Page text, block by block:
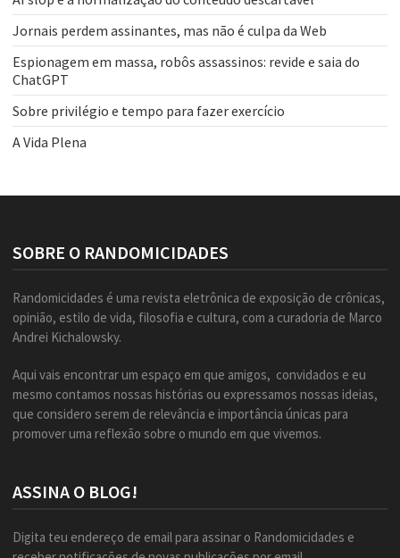
Jornais perdem assinantes, mas não é culpa da Web
Espionagem em massa, robôs assassinos: revide e saia do
ChatGPT
Sobre privilégio e tempo para fazer exercício
A Vida Plena
SOBRE O RANDOMICIDADES
Randomicidades é uma revista eletrônica de exposição de crônicas,
opinião, estilo de vida, filosofia e cultura, com a curadoria de Marco
Andrei Kichalowsky.
Aqui vais encontrar um espaço em que amigos, convidados e eu
mesmo contamos nossas histórias ou expressamos nossas ideias,
que considero serem de relevância e importância únicas para
promover uma reflexão sobre o mundo em que vivemos.
ASSINA O BLOG!
Digita teu endereço de email para assinar o Randomicidades e